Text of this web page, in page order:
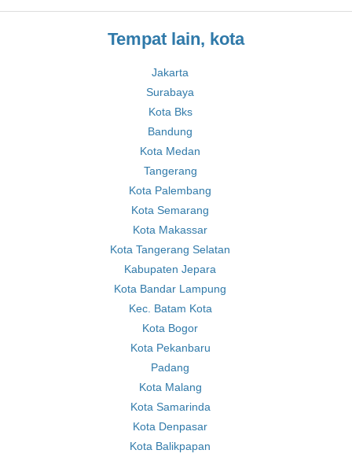
Tempat lain, kota
Jakarta
Surabaya
Kota Bks
Bandung
Kota Medan
Tangerang
Kota Palembang
Kota Semarang
Kota Makassar
Kota Tangerang Selatan
Kabupaten Jepara
Kota Bandar Lampung
Kec. Batam Kota
Kota Bogor
Kota Pekanbaru
Padang
Kota Malang
Kota Samarinda
Kota Denpasar
Kota Balikpapan